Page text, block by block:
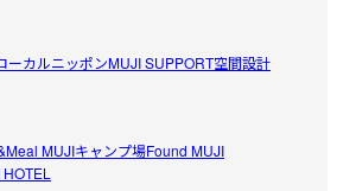
ーカルニッポンMUJI SUPPORT空間設計
MUJIキャンプ場Found MUJI